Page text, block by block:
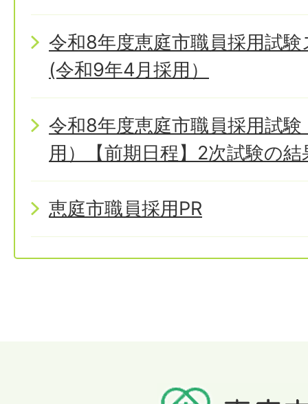
令和8年度恵庭市職員採用試
(令和9年4月採用）
令和8年度恵庭市職員採用試
用）【前期日程】2次試験の
恵庭市職員採用PR